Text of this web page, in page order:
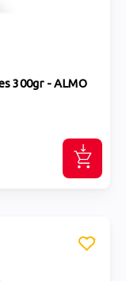
300gr - ALMO